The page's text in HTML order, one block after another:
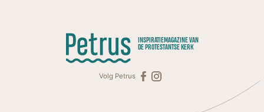
INSPIRATIEMAGAZINE VAN
DE PROTESTANTSE KERK
Volg Petrus